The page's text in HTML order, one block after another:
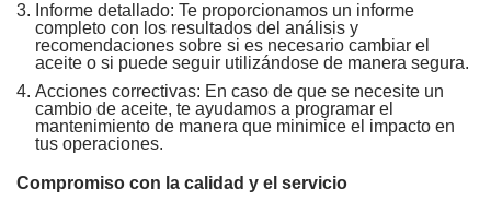
Informe detallado: Te proporcionamos un informe
completo con los resultados del análisis y
recomendaciones sobre si es necesario cambiar el
aceite o si puede seguir utilizándose de manera segura.
Acciones correctivas: En caso de que se necesite un
cambio de aceite, te ayudamos a programar el
mantenimiento de manera que minimice el impacto en
tus operaciones.
Compromiso con la calidad y el servicio